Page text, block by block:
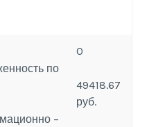
по
–
0
49418.67
руб.